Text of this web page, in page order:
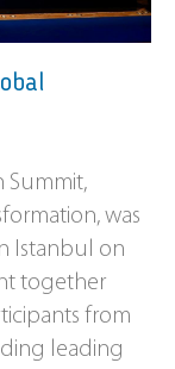
Summit,
was
Istanbul on
together
from
leading